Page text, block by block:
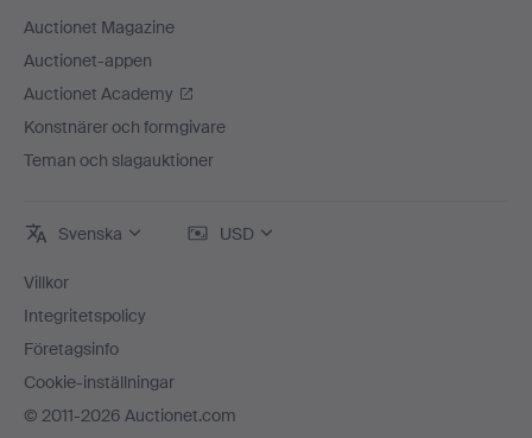
Auctionet Magazine
Auctionet-appen
Auctionet Academy
Konstnärer och formgivare
Teman och slagauktioner
Svenska USD
Villkor
Integritetspolicy
Företagsinfo
Cookie-inställningar
© 2011-2026 Auctionet.com